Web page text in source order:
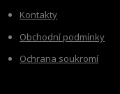
Kontakty
Obchodní podmínky
Ochrana soukromí